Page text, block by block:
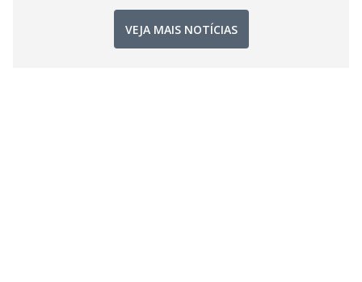
VEJA MAIS NOTÍCIAS